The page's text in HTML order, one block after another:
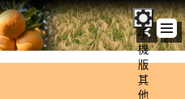
手
機
版
其
他